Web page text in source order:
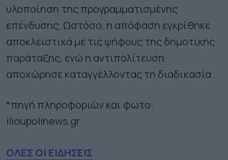
υλοποίηση της προγραμματισμένης
επένδυσης. Ωστόσο, η απόφαση εγκρίθηκε
αποκλειστικά με τις ψήφους της δημοτικής
παράταξης, ενώ η αντιπολίτευση
αποχώρησε καταγγέλλοντας τη διαδικασία.
*πηγή πληροφοριών και φωτο:
ilioupolinews.gr
ΟΛΕΣ ΟΙ ΕΙΔΗΣΕΙΣ